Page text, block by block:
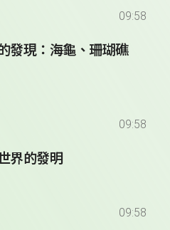
09:58
發現：海龜、珊瑚礁
09:58
界的發明
09:58